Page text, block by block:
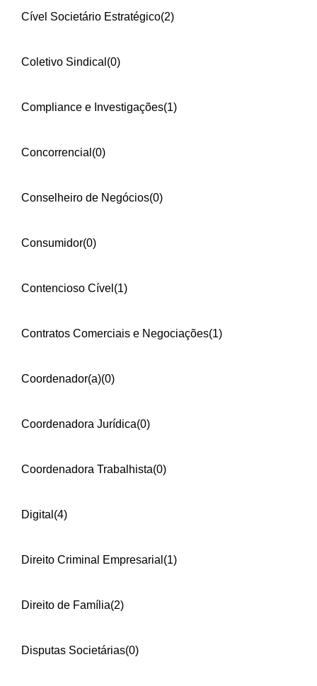
Cível Societário Estratégico(2)
Coletivo Sindical (0)
Compliance e Investigações(1)
Concorrencial (0)
Conselheiro de Negócios(0)
Consumidor(0)
Contencioso Cível (1)
Contratos Comerciais e Negociações(1)
Coordenador(a)(0)
Coordenadora Jurídica(0)
Coordenadora Trabalhista(0)
Digital (4)
Direito Criminal Empresarial (1)
Direito de Família(2)
Disputas Societárias(0)